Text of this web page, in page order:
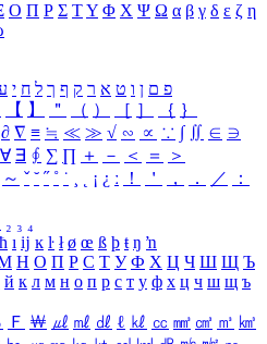
Ο Π Ρ Σ ΤΥ Φ Χ Ψ Ω α β γ δ ε ζ η
פ ם ן ו ט א ר ק ף ך ל ח י
【 】 ＂ （ ） ［ ］ ｛ ｝
∂ ∇ ≡ ≒ ≪ ≫ √ ∽ ∝ ∵ ∫ ∬ ∈ ∋
∀ ∃ ∮ ∑ ∏ ＋ － ＜ ＝
＞
～ ˇ ˘ ˝ ˚ ˙ ¸ ¡ ¿ ː ！ ＇ ， ． ／
：
₂ ₃ ₄
ħ ı ĳ ĸ ŀ ł ø œ ß þ ŧ ŋ ŉ
Н О П Р С Т У Ф Х Ц Ч Ш Щ Ъ
й к л м н о п р с т у ф х ц ч ш щ ъ
Ｆ ￦ ㎕ ㎖ ㎗ ℓ ㎘ ㏄ ㎣ ㎤ ㎥ ㎦